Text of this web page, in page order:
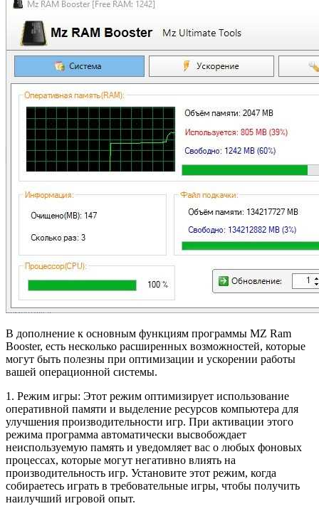
В дополнение к основным функциям программы MZ Ram
Booster, есть несколько расширенных возможностей, которые
могут быть полезны при оптимизации и ускорении работы
вашей операционной системы.
1. Режим игры: Этот режим оптимизирует использование
оперативной памяти и выделение ресурсов компьютера для
улучшения производительности игр. При активации этого
режима программа автоматически высвобождает
неиспользуемую память и уведомляет вас о любых фоновых
процессах, которые могут негативно влиять на
производительность игр. Установите этот режим, когда
собираетесь играть в требовательные игры, чтобы получить
наилучший игровой опыт.